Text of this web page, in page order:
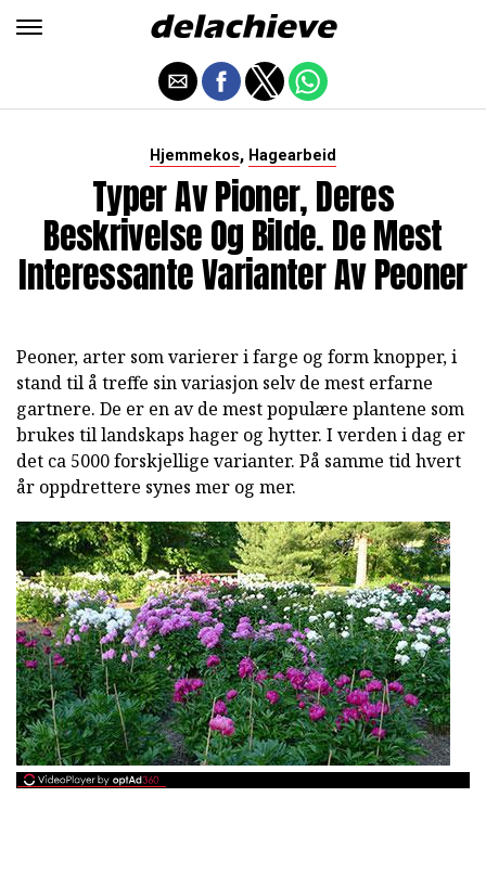
Hjemmekos, Hagearbeid
Typer Av Pioner, Deres
Beskrivelse Og Bilde. De Mest
Interessante Varianter Av Peoner
Peoner, arter som varierer i farge og form knopper, i
stand til å treffe sin variasjon selv de mest erfarne
gartnere. De er en av de mest populære plantene som
brukes til landskaps hager og hytter. I verden i dag er
det ca 5000 forskjellige varianter. På samme tid hvert
år oppdrettere synes mer og mer.